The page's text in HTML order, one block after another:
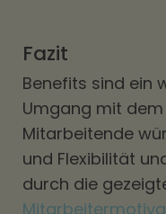
Fazit
Benefits sind ein
Umgang mit dem
Mitarbeitende
und Flexibilität
durch die